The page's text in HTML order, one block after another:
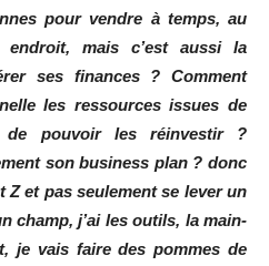
pour vendre à temps, au
mais c’est aussi la
ses finances ? Comment
les ressources issues de
de pouvoir les réinvestir ?
son business plan ? donc
Z et pas seulement se lever un
champ, j’ai les outils, la main-
je vais faire des pommes de